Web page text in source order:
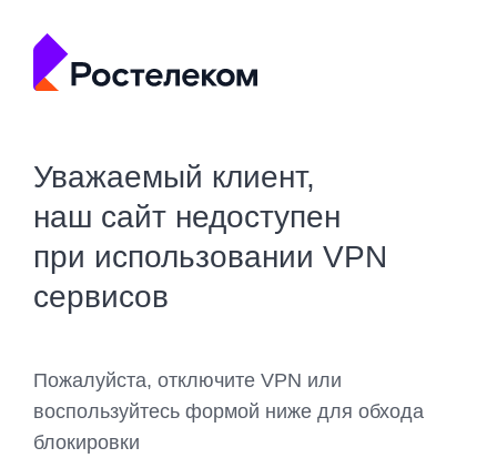
Уважаемый клиент,
наш сайт недоступен
при использовании VPN
сервисов
Пожалуйста, отключите VPN или
воспользуйтесь формой ниже для обхода
блокировки